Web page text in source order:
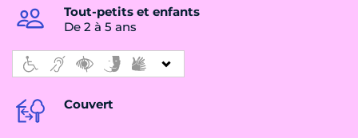
Tout-petits et enfants
De 2 à 5 ans
Couvert